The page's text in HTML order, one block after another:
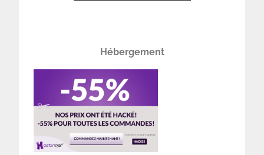
Hébergement